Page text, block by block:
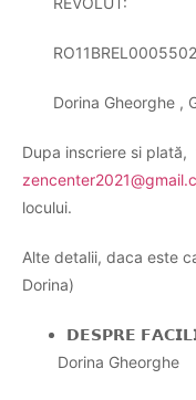
Dorina Gheorghe ,
Dupa inscriere si
locului.
Alte detalii, daca este
Dorina)
𝗗𝗘𝗦𝗣𝗥𝗘
Dorina Gheorghe